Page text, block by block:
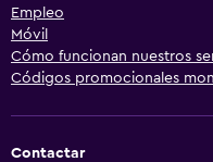
Empleo
Móvil
Cómo funcionan nuestros
Códigos promocionales
Contactar